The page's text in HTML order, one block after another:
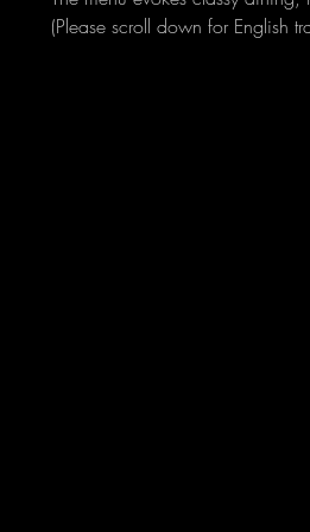
(Please scroll down for English